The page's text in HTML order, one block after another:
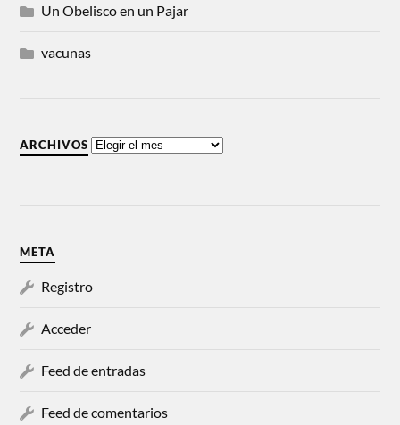
Un Obelisco en un Pajar
vacunas
ARCHIVOS
META
Registro
Acceder
Feed de entradas
Feed de comentarios